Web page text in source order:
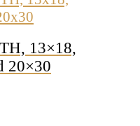
13×18,
20×30